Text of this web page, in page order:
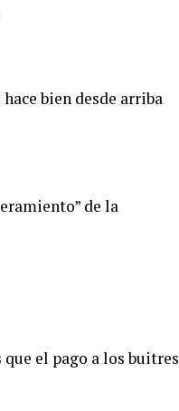
bien desde arriba
de la
el pago a los buitres